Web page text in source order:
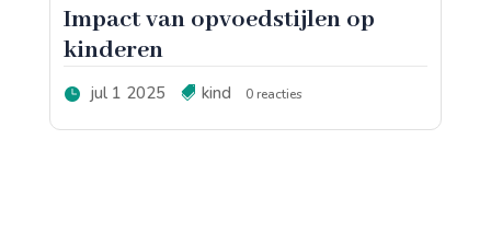
Impact van opvoedstijlen op
kinderen
jul 1 2025 kind 0 reacties